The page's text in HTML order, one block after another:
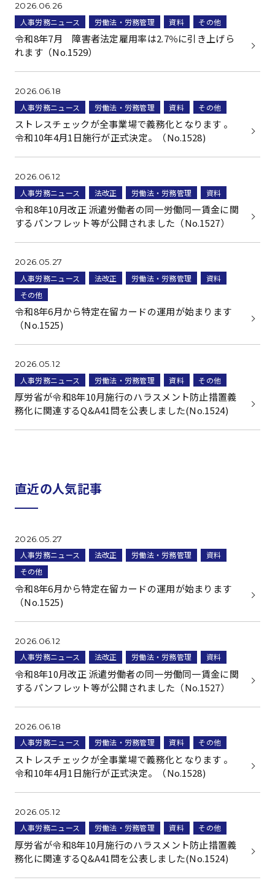
2026.06.26
人事労務ニュース 労働法・労務管理 資料 その他
令和8年7月 障害者法定雇用率は2.7％に引き上げら
れます（No.1529）
2026.06.18
人事労務ニュース 労働法・労務管理 資料 その他
ストレスチェックが全事業場で義務化となります 。
令和10年4月1日施行が正式決定。（No.1528)
2026.06.12
人事労務ニュース 法改正 労働法・労務管理 資料
令和8年10月改正 派遣労働者の同一労働同一賃金に関
するパンフレット等が公開されました（No.1527）
2026.05.27
人事労務ニュース 法改正 労働法・労務管理
資料
その他
令和8年6月から特定在留カードの運用が始まります
（No.1525)
2026.05.12
人事労務ニュース 労働法・労務管理 資料 その他
厚労省が令和8年10月施行のハラスメント防止措置義
務化に関連するQ&A41問を公表しました(No.1524)
直近の人気記事
2026.05.27
人事労務ニュース 法改正 労働法・労務管理
資料
その他
令和8年6月から特定在留カードの運用が始まります
（No.1525)
2026.06.12
人事労務ニュース 法改正 労働法・労務管理 資料
令和8年10月改正 派遣労働者の同一労働同一賃金に関
するパンフレット等が公開されました（No.1527）
2026.06.18
人事労務ニュース 労働法・労務管理 資料 その他
ストレスチェックが全事業場で義務化となります 。
令和10年4月1日施行が正式決定。（No.1528)
2026.05.12
人事労務ニュース 労働法・労務管理 資料 その他
厚労省が令和8年10月施行のハラスメント防止措置義
務化に関連するQ&A41問を公表しました(No.1524)